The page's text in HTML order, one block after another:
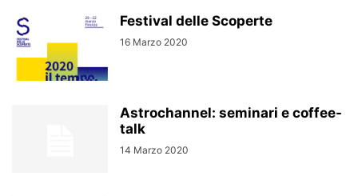
Festival delle Scoperte
16 Marzo 2020
Astrochannel: seminari e coffee-
talk
14 Marzo 2020